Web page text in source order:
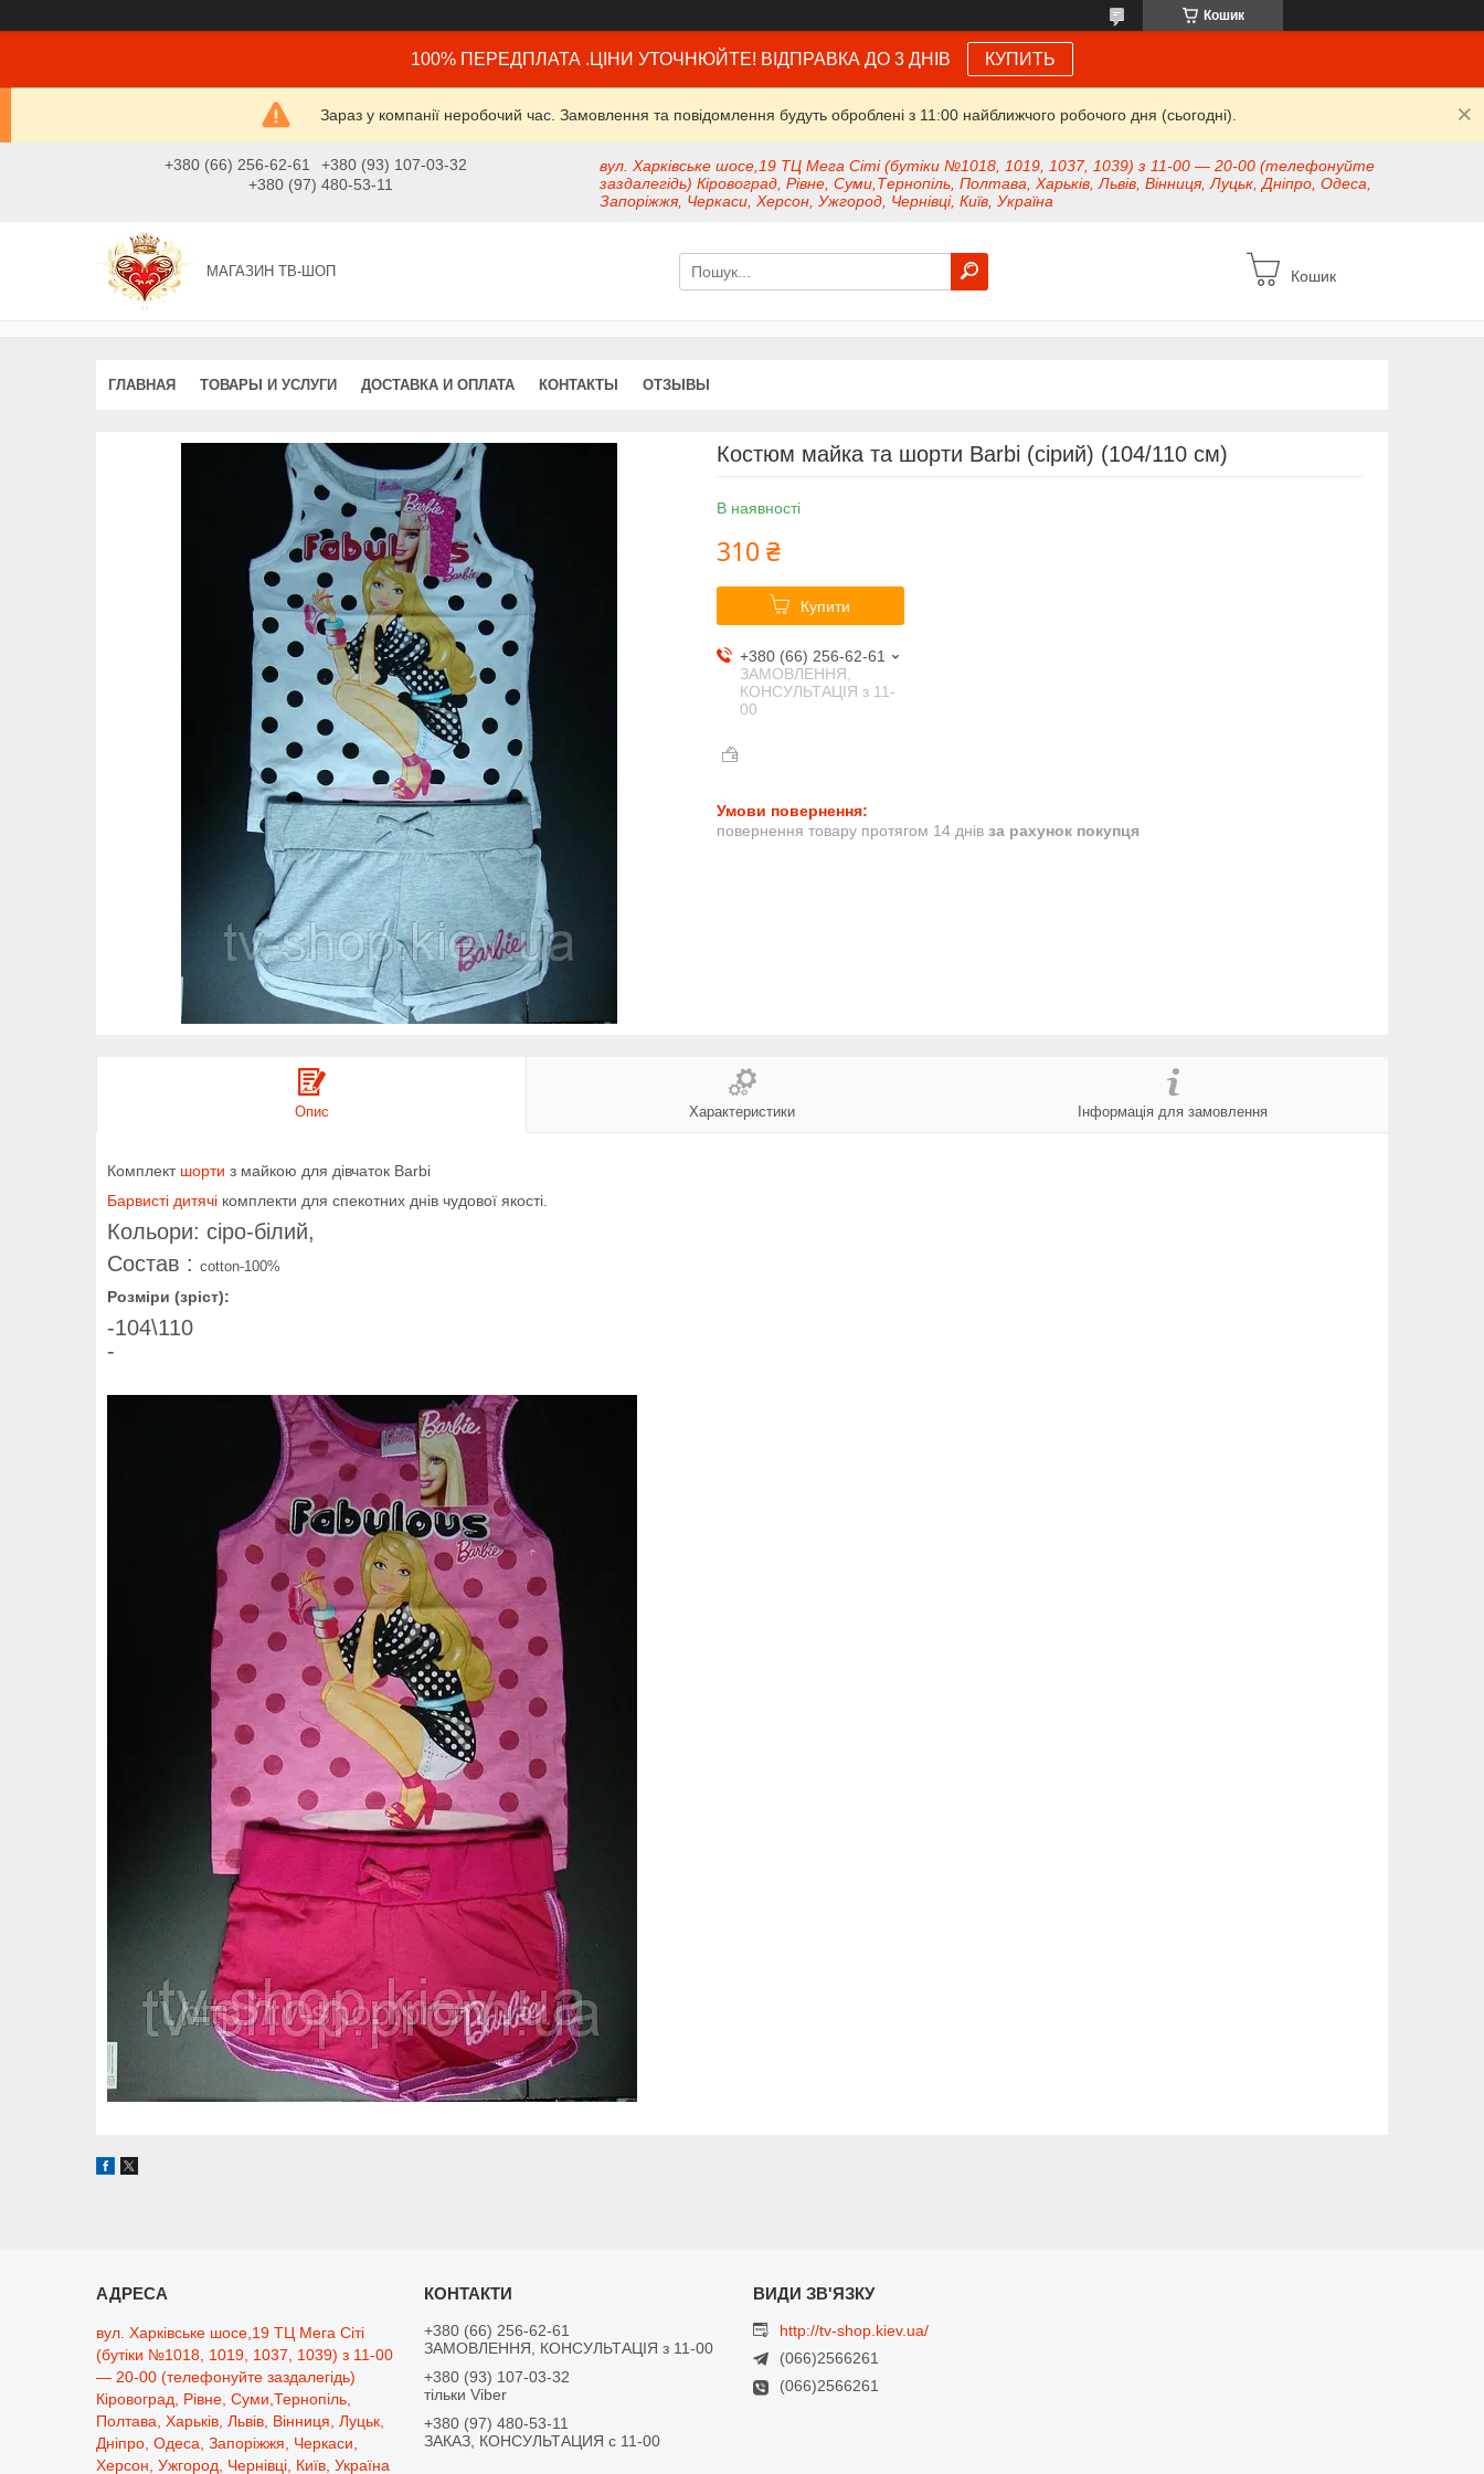
Кошик
100% ПЕРЕДПЛАТА .ЦІНИ УТОЧНЮЙТЕ! ВІДПРАВКА ДО 3 ДНІВ КУПИТЬ
Зараз у компанії неробочий час. Замовлення та повідомлення будуть оброблені з 11:00 найближчого робочого дня (сьогодні).
+380 (66) 256-62-61
+380 (93) 107-03-32
+380 (97) 480-53-11
вул. Харківське шосе,19 ТЦ Мега Сіті (бутіки №1018, 1019, 1037, 1039) з 11-00 — 20-00 (телефонуйте
заздалегідь) Кіровоград, Рівне, Суми,Тернопіль, Полтава, Харьків, Львів, Вінниця, Луцьк, Дніпро, Одеса,
Запоріжжя, Черкаси, Херсон, Ужгород, Чернівці, Київ, Україна
МАГАЗИН ТВ-ШОП Кошик
ГЛАВНАЯ ТОВАРЫ И УСЛУГИ ДОСТАВКА И ОПЛАТА КОНТАКТЫ ОТЗЫВЫ
Костюм майка та шорти Barbi (сірий) (104/110 см)
В наявності
310 ₴
Купити
+380 (66) 256-62-61
ЗАМОВЛЕННЯ,
КОНСУЛЬТАЦІЯ з 11-
00
повернення товару протягом 14 днів за рахунок покупця
Опис Характеристики Інформація для замовлення
Комплект шорти з майкою для дівчаток Barbi
Барвисті дитячі комплекти для спекотних днів чудової якості.
Кольори: сіро-білий,
Состав : cotton-100%
Розміри (зріст):
-104\110
-
вул. Харківське шосе,19 ТЦ Мега Сіті
(бутіки №1018, 1019, 1037, 1039) з 11-00
— 20-00 (телефонуйте заздалегідь)
Кіровоград, Рівне, Суми,Тернопіль,
Полтава, Харьків, Львів, Вінниця, Луцьк,
Дніпро, Одеса, Запоріжжя, Черкаси,
Херсон, Ужгород, Чернівці, Київ, Україна
+380 (66) 256-62-61
ЗАМОВЛЕННЯ, КОНСУЛЬТАЦІЯ з 11-00
+380 (93) 107-03-32
тільки Viber
+380 (97) 480-53-11
ЗАКАЗ, КОНСУЛЬТАЦИЯ с 11-00
http://tv-shop.kiev.ua/
(066)2566261
(066)2566261